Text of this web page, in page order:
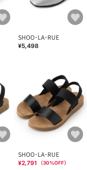
SHOO･LA･RUE
¥5,498
SHOO･LA･RUE
¥2,791 （30%OFF）